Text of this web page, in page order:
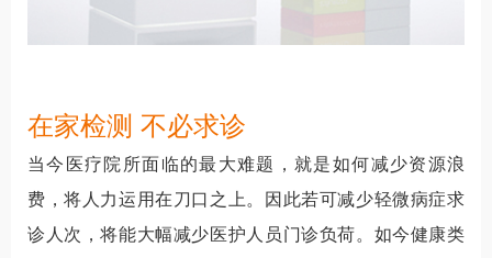
在家检测 不必求诊
当今医疗院所面临的最大难题，就是如何减少资源浪
费，将人力运用在刀口之上。因此若可减少轻微病症求
诊人次，将能大幅减少医护人员门诊负荷。如今健康类